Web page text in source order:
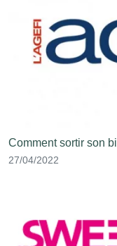
Comment sortir son
27/04/2022